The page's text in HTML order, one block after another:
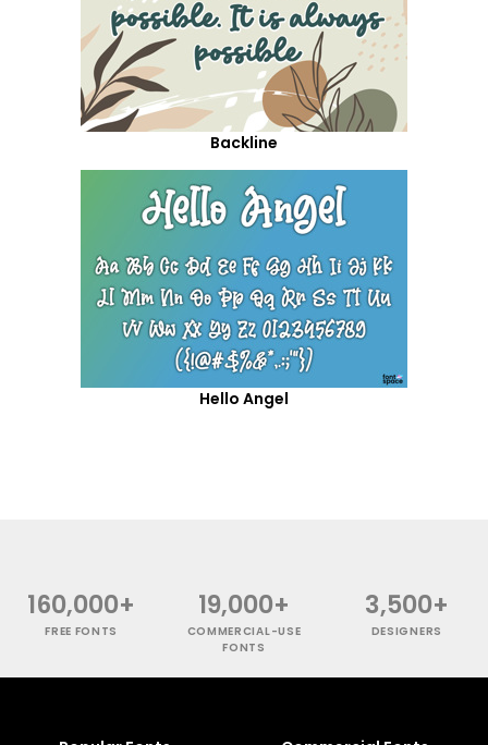
Backline
Hello Angel
160,000+
FREE FONTS
19,000+
COMMERCIAL-USE
FONTS
3,500+
DESIGNERS